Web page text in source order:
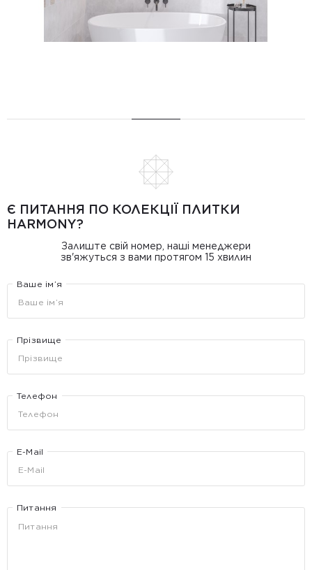
Є ПИТАННЯ ПО КОЛЕКЦІЇ ПЛИТКИ
HARMONY?
Залиште свій номер, наші менеджери
зв'яжуться з вами протягом 15 хвилин
Ваше ім’я
Прізвище
Телефон
E-Mail
Питання